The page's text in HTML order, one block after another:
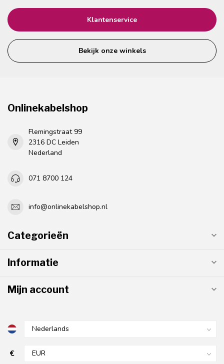
Klantenservice
Bekijk onze winkels
Onlinekabelshop
Flemingstraat 99
2316 DC Leiden
Nederland
071 8700 124
info@onlinekabelshop.nl
Categorieën
Informatie
Mijn account
€